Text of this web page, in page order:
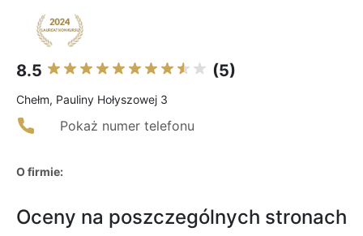
8.5 (5)
Chełm, Pauliny Hołyszowej 3
Pokaż numer telefonu
O firmie:
Oceny na poszczególnych stronach